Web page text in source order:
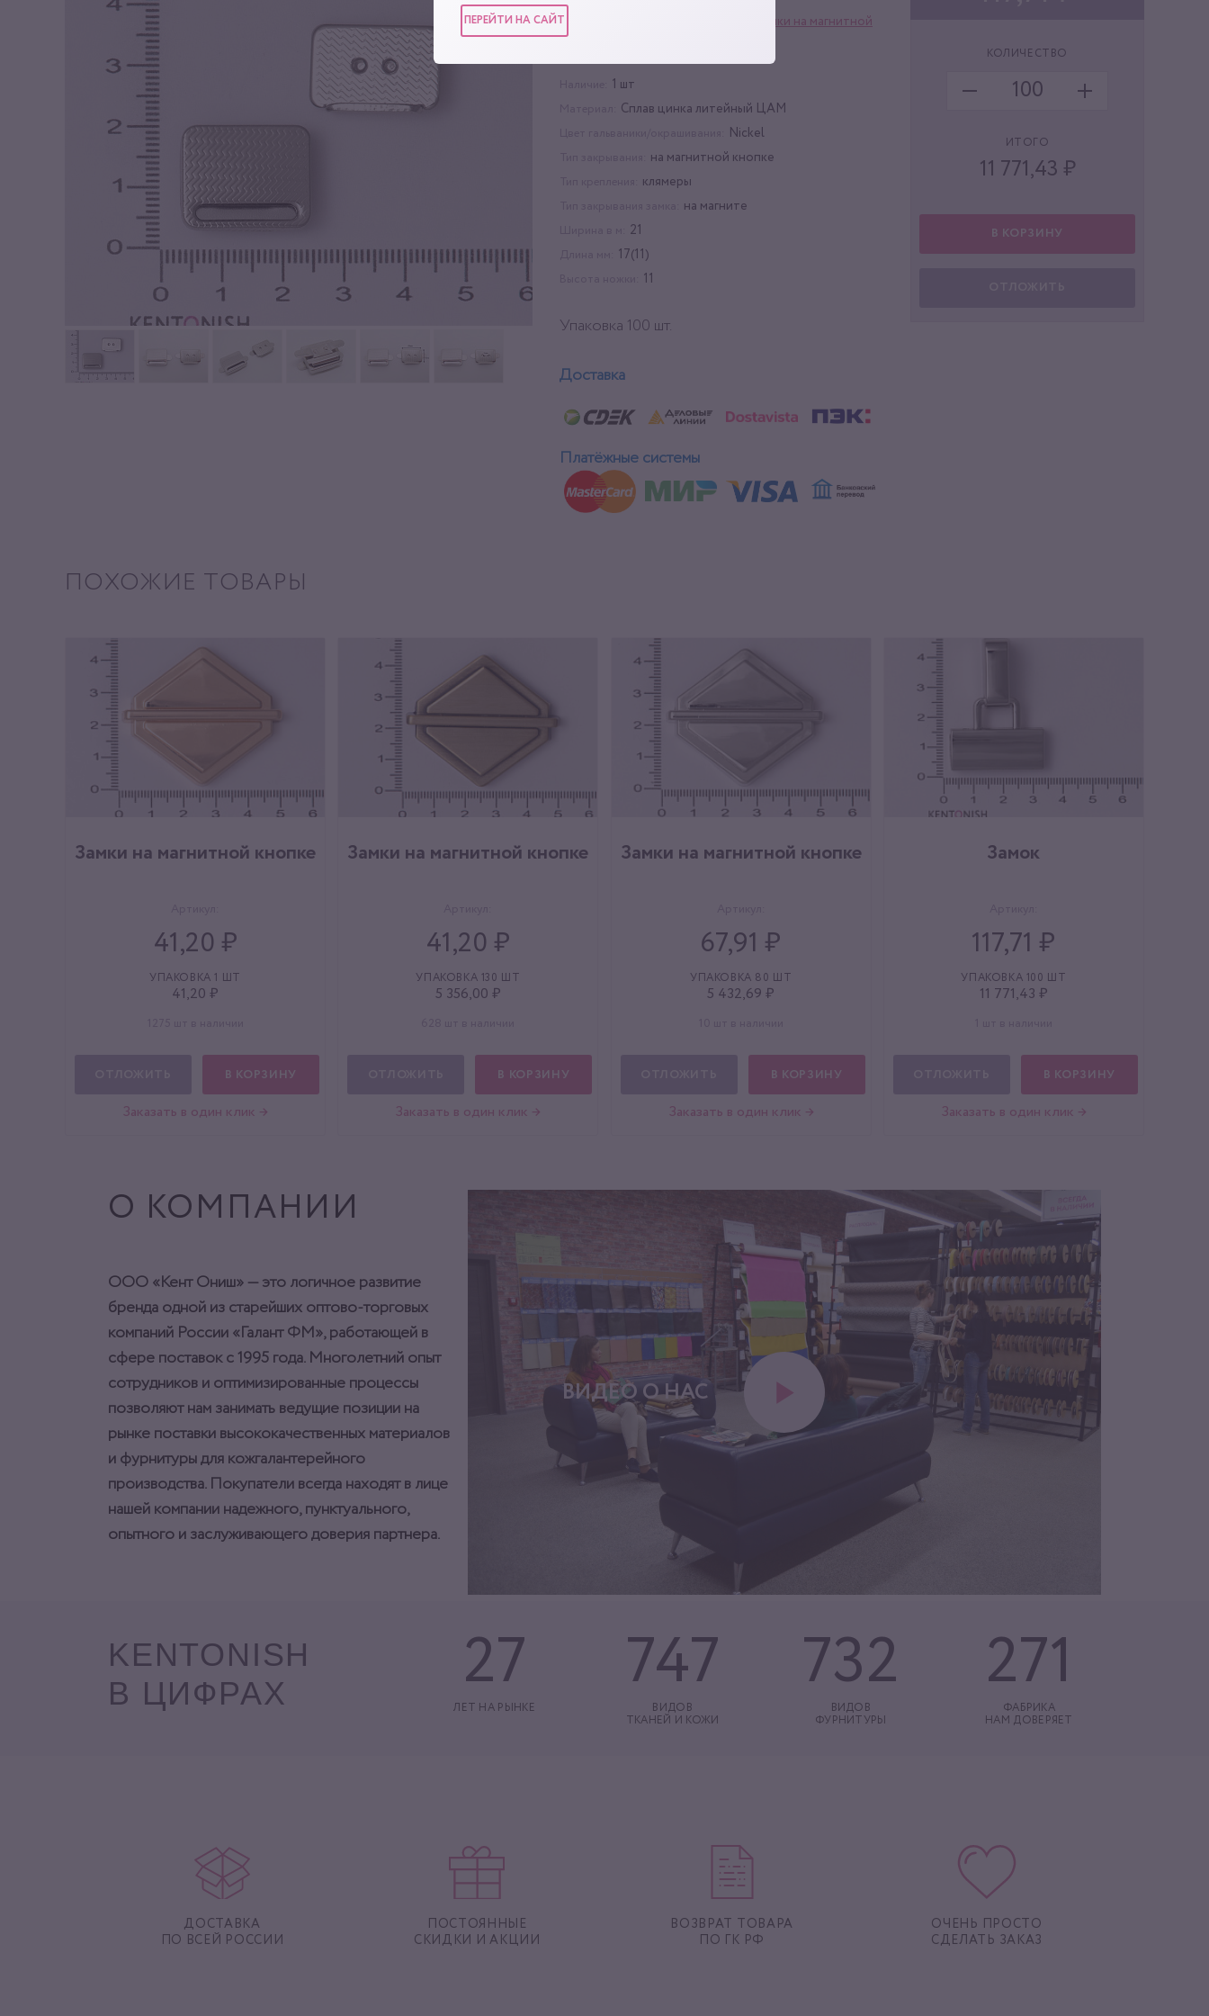
Категории:
Замки на магнитной
1 шт
Сплав цинка литейный ЦАМ
Nickel
на магнитной кнопке
клямеры
на магните
21
17(11)
11
Упаковка 100 шт.
Доставка
Платёжные системы
КОЛИЧЕСТВО
ИТОГО
11 771,43 ₽
В КОРЗИНУ
ПОХОЖИЕ ТОВАРЫ
Замки на магнитной кнопке
41,20 ₽
УПАКОВКА 1 ШТ
41,20 ₽
В КОРЗИНУ
Заказать в один клик →
Замки на магнитной кнопке
41,20 ₽
УПАКОВКА 130 ШТ
5 356,00 ₽
В КОРЗИНУ
Заказать в один клик →
Замки на магнитной кнопке
67,91 ₽
УПАКОВКА 80 ШТ
5 432,69 ₽
В КОРЗИНУ
Заказать в один клик →
Замок
117,71 ₽
УПАКОВКА 100 ШТ
11 771,43 ₽
В КОРЗИНУ
Заказать в один клик →
О КОМПАНИИ
ООО «Кент Ониш» — это логичное развитие
бренда одной из старейших оптово-торговых
компаний России «Галант ФМ», работающей в
сфере поставок с 1995 года. Многолетний опыт
сотрудников и оптимизированные процессы
позволяют нам занимать ведущие позиции на
рынке поставки высококачественных материалов
и фурнитуры для кожгалантерейного
производства. Покупатели всегда находят в лице
нашей компании надежного, пунктуального,
опытного и заслуживающего доверия партнера.
ВИДЕО О НАС
KENTONISH
В ЦИФРАХ
27
ЛЕТ НА РЫНКЕ
747
ВИДОВ
ТКАНЕЙ И КОЖИ
732
ВИДОВ
ФУРНИТУРЫ
271
ФАБРИКА
НАМ ДОВЕРЯЕТ
ДОСТАВКА
ПО ВСЕЙ РОССИИ
ПОСТОЯННЫЕ
СКИДКИ И АКЦИИ
ВОЗВРАТ ТОВАРА
ПО ГК РФ
ОЧЕНЬ ПРОСТО
СДЕЛАТЬ ЗАКАЗ
ПЕРЕЙТИ НА САЙТ